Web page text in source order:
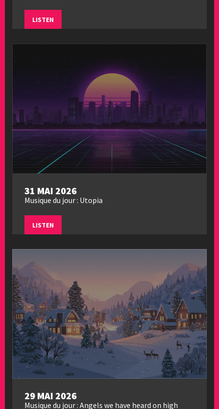
LISTEN
31 MAI 2026
Musique du jour : Utopia
LISTEN
29 MAI 2026
Musique du jour : Angels we have heard on high